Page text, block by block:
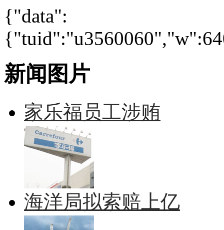
{"data":
新闻图片
家乐福员工涉贿
海洋局拟索赔上亿